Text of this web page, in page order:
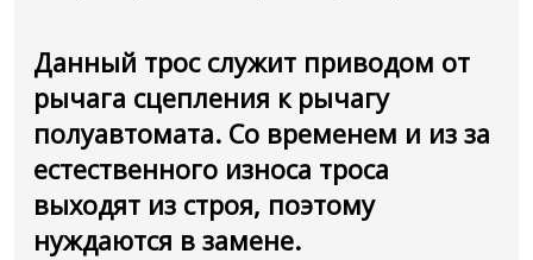
Данный трос служит приводом от
рычага сцепления к рычагу
полуавтомата. Со временем и из за
естественного износа троса
выходят из строя, поэтому
нуждаются в замене.